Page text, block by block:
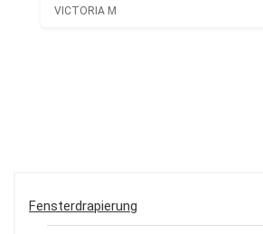
VICTORIA M
Fensterdrapierung